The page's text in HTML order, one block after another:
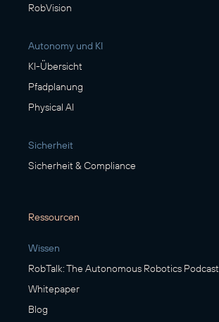
RobVision
Autonomy und KI
KI-Übersicht
Pfadplanung
Physical AI
Sicherheit
Sicherheit & Compliance
Ressourcen
Wissen
RobTalk: The Autonomous Robotics Podcast
Whitepaper
Blog